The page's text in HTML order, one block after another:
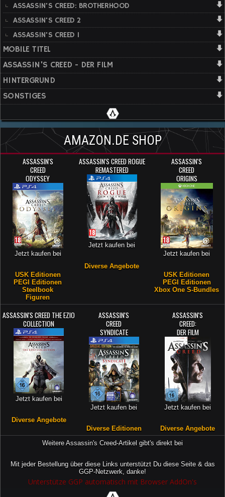
ASSASSIN'S CREED: BROTHERHOOD
ASSASSIN'S CREED 2
ASSASSIN'S CREED 1
MOBILE TITEL
ASSASSIN'S CREED - DER FILM
HINTERGRUND
SONSTIGES
AMAZON.DE SHOP
ASSASSIN'S
CREED
ODYSSEY
Jetzt kaufen bei
USK Editionen
PEGI Editionen
Steelbook
Figuren
ASSASSIN'S CREED ROGUE
REMASTERED
Jetzt kaufen bei
Diverse Angebote
ASSASSIN'S
CREED
ORIGINS
Jetzt kaufen bei
USK Editionen
PEGI Editionen
Xbox One S-Bundles
ASSASSIN'S CREED THE EZIO
COLLECTION
Jetzt kaufen bei
Diverse Angebote
ASSASSIN'S
CREED
SYNDICATE
Jetzt kaufen bei
Diverse Editionen
ASSASSIN'S
CREED:
DER FILM
Jetzt kaufen bei
Diverse Angebote
Weitere Assassin's Creed-Artikel gibt's direkt bei
Mit jeder Bestellung über diese Links unterstützt Du diese Seite & das
GGP-Netzwerk, danke!
Unterstütze GGP automatisch mit Browser AddOn's